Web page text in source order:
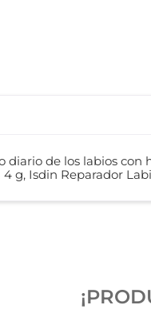
diario de los labios
g, Isdin Reparador